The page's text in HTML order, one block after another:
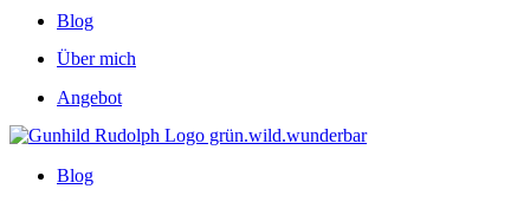
Blog
Über mich
Angebot
Blog